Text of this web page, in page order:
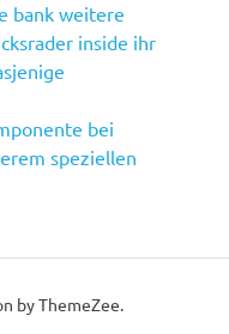
bank weitere
inside ihr
bei
speziellen
by ThemeZee.